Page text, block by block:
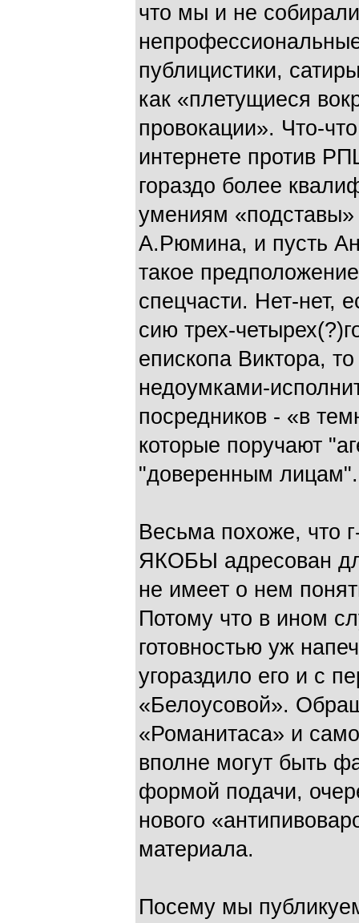
что мы и не
публицистики,
как «плетущиеся
провокации». Что-
интернете против
гораздо более
умениям
А.Рюмина, и пусть
такое
спецчасти. Нет-нет,
сию трех-
епископа Виктора,
недоумками-
посредников - «в
которые поручают
"доверенным лицам".
Весьма похоже, что
ЯКОБЫ адресован
не имеет о нем
Потому что в ином
готовностью уж
угораздило его и с
«Белоусовой».
«Романитаса» и
вполне могут быть
формой подачи,
нового
материала.
Посему мы